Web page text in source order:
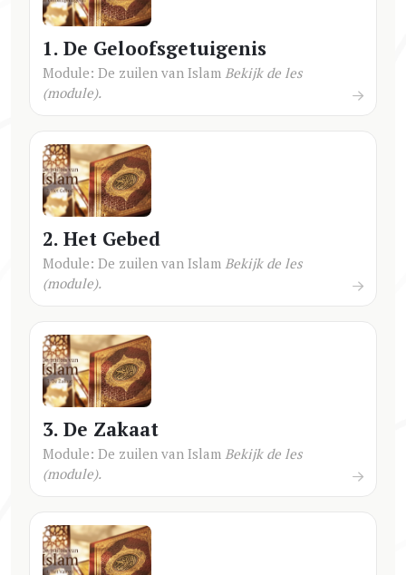
1. De Geloofsgetuigenis
Module: De zuilen van Islam Bekijk de les
(module).
2. Het Gebed
Module: De zuilen van Islam Bekijk de les
(module).
3. De Zakaat
Module: De zuilen van Islam Bekijk de les
(module).